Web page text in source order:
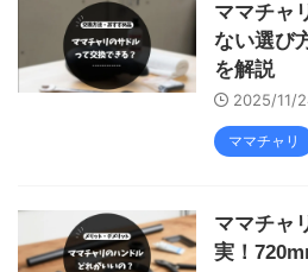
ママチャ
ない選び
を解説
2025/11/
ママチャリ
ママチャ
実！